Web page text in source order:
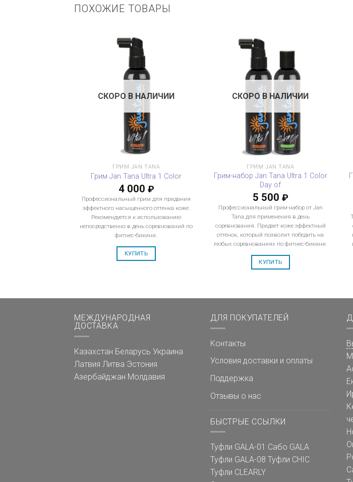
ПОХОЖИЕ ТОВАРЫ
СКОРО В НАЛИЧИИ
ГРИМ JAN TANA
Грим Jan Tana Ultra 1 Color
4 000 ₽
Профессиональный грим для придания
эффектного насыщенного оттенка коже.
Рекомендуется к использованию
непосредственно в день соревнований по
фитнес-бикини.
КУПИТЬ
СКОРО В НАЛИЧИИ
ГРИМ JAN TANA
Грим-набор Jan Tana Ultra 1 Color
Day of
5 500 ₽
Профессиональный грим-набор от Jan
Tana для применения в день
соревнования. Придает коже эффектный
оттенок, который позволит победить на
любых соревнованиях по фитнес-бикини.
КУПИТЬ
МЕЖДУНАРОДНАЯ
ДОСТАВКА
Казахстан Беларусь Украина
Латвия Литва Эстония
Азербайджан Молдавия
ДЛЯ ПОКУПАТЕЛЕЙ
Контакты
Условия доставки и оплаты
Поддержка
Отзывы о нас
БЫСТРЫЕ ССЫЛКИ
Туфли GALA-01 Сабо GALA
Туфли GALA-08 Туфли CHIC
Туфли CLEARLY